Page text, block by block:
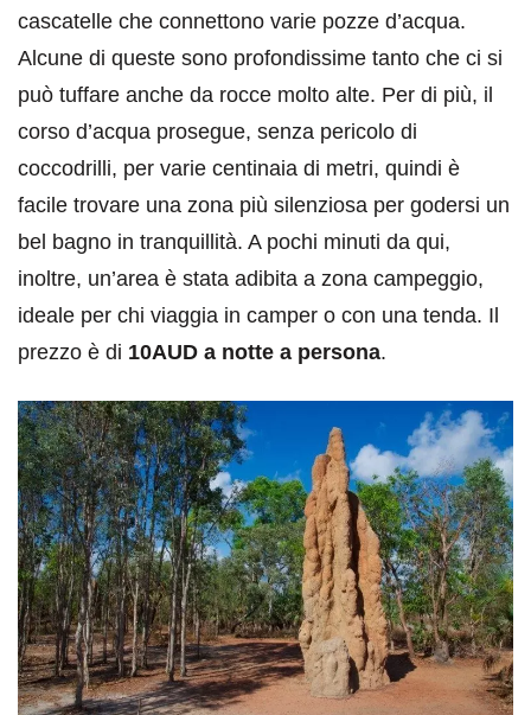
cascatelle che connettono varie pozze d’acqua.
Alcune di queste sono profondissime tanto che ci si
può tuffare anche da rocce molto alte. Per di più, il
corso d’acqua prosegue, senza pericolo di
coccodrilli, per varie centinaia di metri, quindi è
facile trovare una zona più silenziosa per godersi un
bel bagno in tranquillità. A pochi minuti da qui,
inoltre, un’area è stata adibita a zona campeggio,
ideale per chi viaggia in camper o con una tenda. Il
prezzo è di 10AUD a notte a persona.